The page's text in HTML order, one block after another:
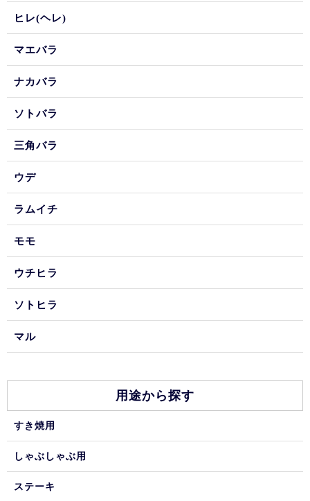
ヒレ(ヘレ)
マエバラ
ナカバラ
ソトバラ
三角バラ
ウデ
ラムイチ
モモ
ウチヒラ
ソトヒラ
マル
用途から探す
すき焼用
しゃぶしゃぶ用
ステーキ